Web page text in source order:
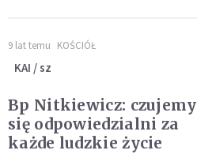
9 lat temu KOŚCIÓŁ
KAI / sz
Bp Nitkiewicz: czujemy
się odpowiedzialni za
każde ludzkie życie